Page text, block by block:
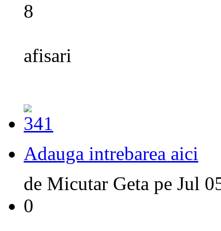
8
afisari
Adauga intrebarea aici
de Micutar Geta pe Jul
0